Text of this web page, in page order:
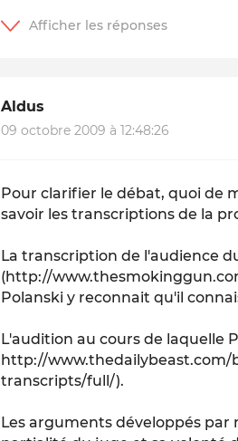
Aldus
09 octobre 2009 à 12:48:26
Pour clarifier le débat, quoi de
savoir les transcriptions de la
La transcription de l'audience
(http://
Polanski y reconnait qu'il
L'audition au cours de laquelle
http://www.thedailybeast.com/
transcripts/full/).
Les arguments développés